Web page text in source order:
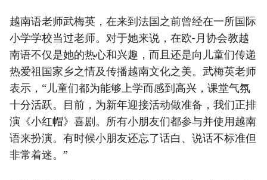
越南语老师武梅英，在来到法国之前曾经在一所国际
小学学校当过老师。对于她来说，在欧-月协会教越
南语不仅是她的热心和兴趣，而且还是向儿童们传递
热爱祖国家乡之情及传播越南文化之美。武梅英老师
表示，“儿童们都为能够上学而感到高兴，课堂气氛
十分活跃。目前，为新年迎接活动做准备，我们正排
演《小红帽》喜剧。所有小朋友们都参与并使用越南
语来扮演。有时候小朋友还忘了话白、说话不标准但
非常着迷。”